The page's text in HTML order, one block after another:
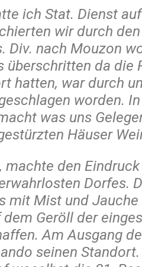
ich Stat. Dienst
wir durch
Div. nach Mouzon
überschritten da die
hatten, war durch
worden.
was uns
Häuser
machte den
Dorfes.
mit Mist und
Geröll der
Am Ausgang
seinen